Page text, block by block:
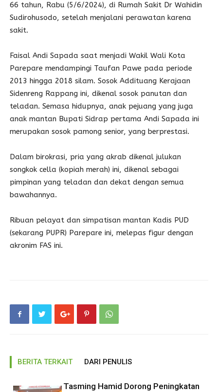
66 tahun, Rabu (5/6/2024), di Rumah Sakit Dr Wahidin
Sudirohusodo, setelah menjalani perawatan karena
sakit.
Faisal Andi Sapada saat menjadi Wakil Wali Kota
Parepare mendampingi Taufan Pawe pada periode
2013 hingga 2018 silam. Sosok Addituang Kerajaan
Sidenreng Rappang ini, dikenal sosok panutan dan
teladan. Semasa hidupnya, anak pejuang yang juga
anak mantan Bupati Sidrap pertama Andi Sapada ini
merupakan sosok pamong senior, yang berprestasi.
Dalam birokrasi, pria yang akrab dikenal julukan
songkok cella (kopiah merah) ini, dikenal sebagai
pimpinan yang teladan dan dekat dengan semua
bawahannya.
Ribuan pelayat dan simpatisan mantan Kadis PUD
(sekarang PUPR) Parepare ini, melepas figur dengan
akronim FAS ini.
BERITA TERKAIT DARI PENULIS
Tasming Hamid Dorong Peningkatan